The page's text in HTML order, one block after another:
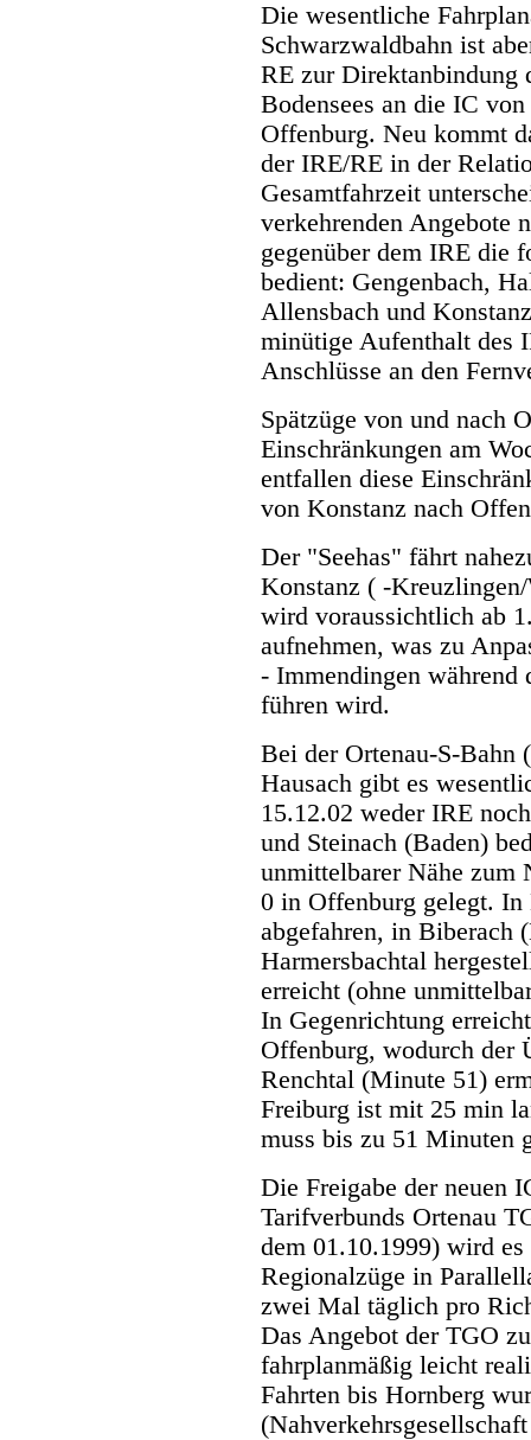
Die wesentliche
Schwarzwaldbahn ist
RE zur Direktanbindung
Bodensees an die IC
Offenburg. Neu kommt
der IRE/RE in der
Gesamtfahrzeit
verkehrenden Angebote
gegenüber dem IRE die
bedient: Gengenbach,
Allensbach und
minütige Aufenthalt des
Anschlüsse an den
Spätzüge von und nach
Einschränkungen am
entfallen diese
von Konstanz nach
Der "Seehas" fährt
Konstanz ( -
wird voraussichtlich ab
aufnehmen, was zu
- Immendingen während
führen wird.
Bei der Ortenau-S-Bahn
Hausach gibt es
15.12.02 weder IRE
und Steinach (Baden)
unmittelbarer Nähe zum
0 in Offenburg gelegt.
abgefahren, in Biberach
Harmersbachtal
erreicht (ohne
In Gegenrichtung
Offenburg, wodurch der
Renchtal (Minute 51)
Freiburg ist mit 25 min
muss bis zu 51 Minuten
Die Freigabe der neuen
Tarifverbunds Ortenau
dem 01.10.1999) wird
Regionalzüge in
zwei Mal täglich pro
Das Angebot der TGO
fahrplanmäßig leicht
Fahrten bis Hornberg